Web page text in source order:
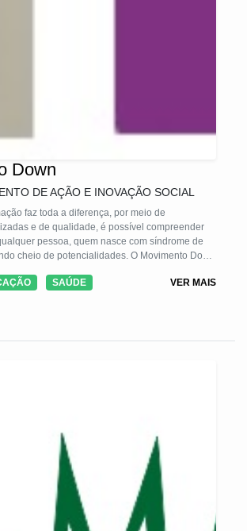
Down
DE AÇÃO E INOVAÇÃO SOCIAL
faz toda a diferença, por meio de
e de qualidade, é possível compreender
pessoa, quem nasce com síndrome de
cheio de potencialidades. O Movimento Down
e difusão de conteúdos que incidem
SAÚDE VER MAIS